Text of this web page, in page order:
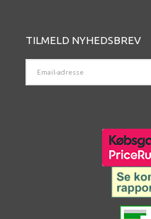
TILMELD NYHEDSBREV
ADRESSE